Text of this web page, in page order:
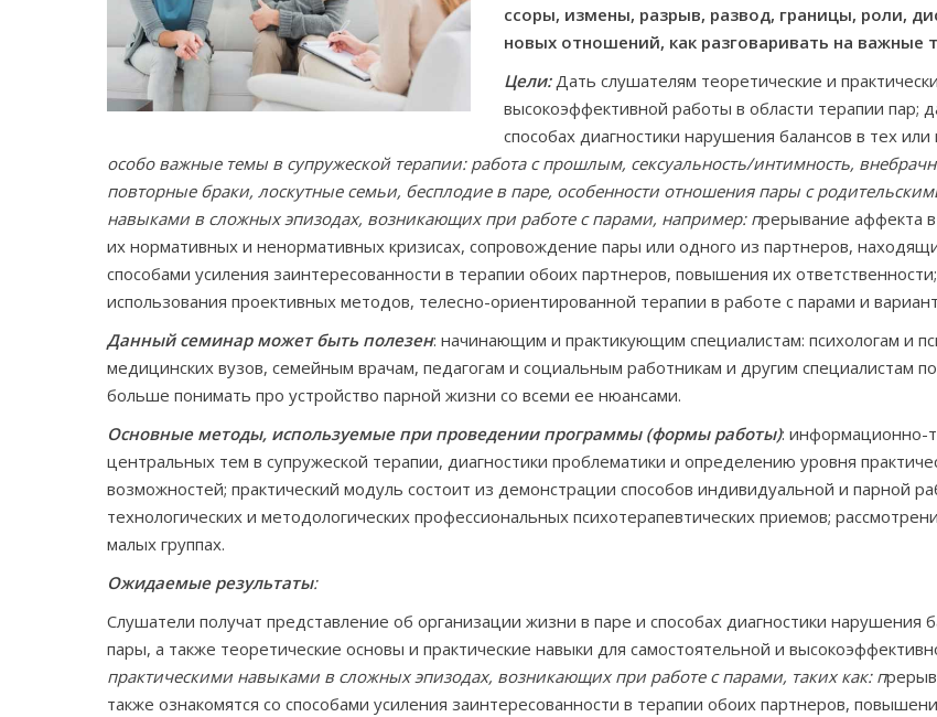
ссоры, измены, разрыв, развод, границы, роли,
новых отношений, как разговаривать на важные
Цели:Дать слушателям теоретические и
высокоэффективной работы в области терапии пар;
способах диагностики нарушения балансов в тех
особо важные темы в супружеской терапии: работа с прошлым, сексуальность/интимность,
повторные браки, лоскутные семьи, бесплодие в паре, особенности отношения пары с
навыками в сложных эпизодах, возникающих при работе с парами, например: прерывание аффекта в
их нормативных и ненормативных кризисах, сопровождение пары или одного из партнеров,
способами усиления заинтересованности в терапии обоих партнеров, повышения их
использования проективных методов, телесно-ориентированной терапии в работе с парами и
Данный семинар может быть полезен: начинающим и практикующим специалистам: психологам и
медицинских вузов, семейным врачам, педагогам и социальным работникам и другим специалистам
больше понимать про устройство парной жизни со всеми ее нюансами.
Основные методы, используемые при проведении программы (формы работы): информационно-
центральных тем в супружеской терапии, диагностики проблематики и определению уровня
возможностей; практический модуль состоит из демонстрации способов индивидуальной и парной
технологических и методологических профессиональных психотерапевтических приемов;
малых группах.
Ожидаемые результаты:
Слушатели получат представление об организации жизни в паре и способах диагностики нарушения
пары, а также теоретические основы и практические навыки для самостоятельной и
практическими навыками в сложных эпизодах, возникающих при работе с парами, таких как: п
также ознакомятся со способами усиления заинтересованности в терапии обоих партнеров,